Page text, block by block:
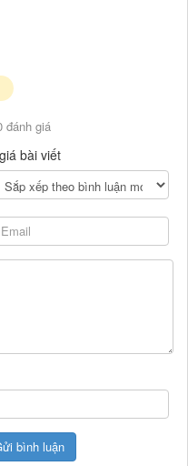
đánh giá
bài viết